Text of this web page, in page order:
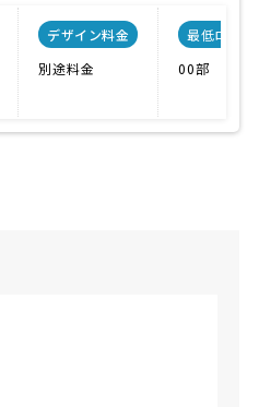
デザイン料金
別途料金
最低ロット
00部